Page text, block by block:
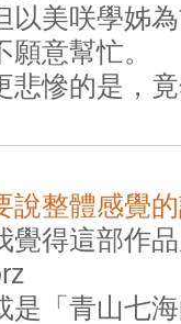
以美咲學姊
願意幫忙。
悲慘的是，
說整體感覺
覺得這部作
是「青山七